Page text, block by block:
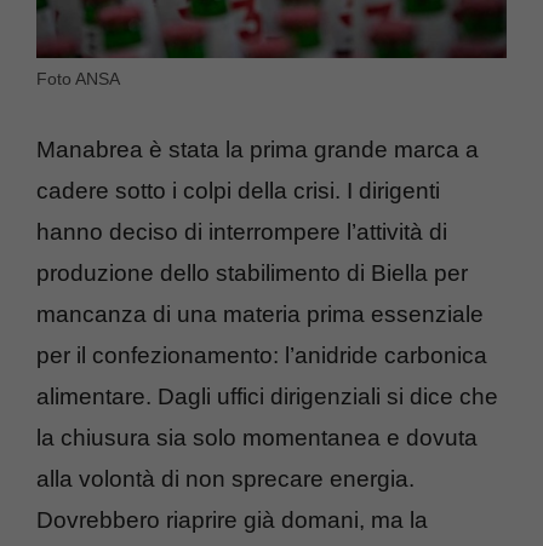
Foto ANSA
Manabrea è stata la prima grande marca a
cadere sotto i colpi della crisi. I dirigenti
hanno deciso di interrompere l’attività di
produzione dello stabilimento di Biella per
mancanza di una materia prima essenziale
per il confezionamento: l’anidride carbonica
alimentare. Dagli uffici dirigenziali si dice che
la chiusura sia solo momentanea e dovuta
alla volontà di non sprecare energia.
Dovrebbero riaprire già domani, ma la